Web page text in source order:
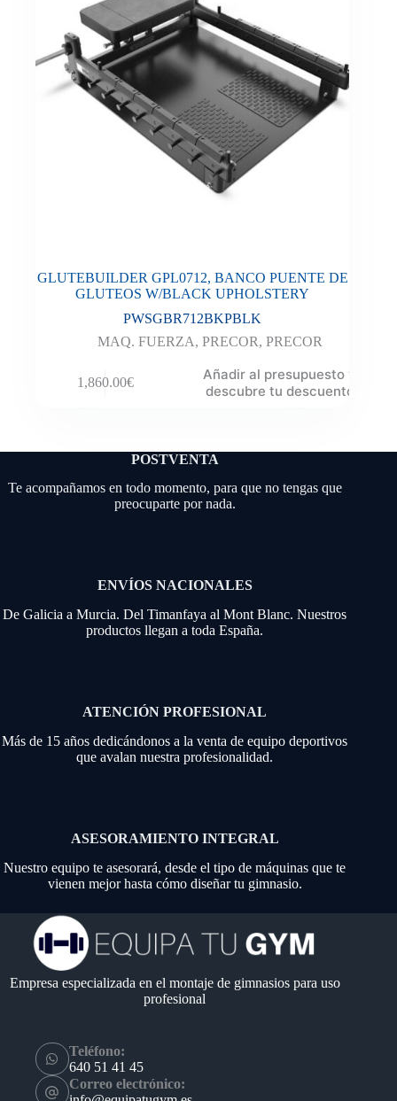
GLUTEBUILDER GPL0712, BANCO PUENTE DE
GLUTEOS W/BLACK UPHOLSTERY
PWSGBR712BKPBLK
MAQ. FUERZA,PRECOR,PRECOR
1,860.00€
Añadir al presupuesto y
descubre tu descuento
POSTVENTA
Te acompañamos en todo momento, para que no tengas que
preocuparte por nada.
ENVÍOS NACIONALES
De Galicia a Murcia. Del Timanfaya al Mont Blanc. Nuestros
productos llegan a toda España.
ATENCIÓN PROFESIONAL
Más de 15 años dedicándonos a la venta de equipo deportivos
que avalan nuestra profesionalidad.
ASESORAMIENTO INTEGRAL
Nuestro equipo te asesorará, desde el tipo de máquinas que te
vienen mejor hasta cómo diseñar tu gimnasio.
Empresa especializada en el montaje de gimnasios para uso
profesional
Teléfono:
640 51 41 45
Correo electrónico: